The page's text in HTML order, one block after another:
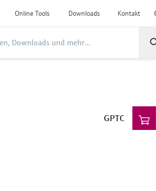
Online Tools Downloads Kontakt
GPTC